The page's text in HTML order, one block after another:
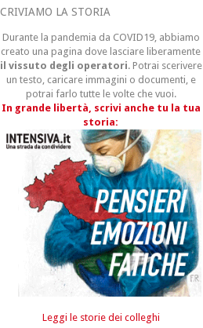
LA STORIA
Durante la pandemia da COVID19, abbiamo
creato una pagina dove lasciare liberamente
il vissuto degli operatori. Potrai scerivere
un testo, caricare immagini o documenti, e
potrai farlo tutte le volte che vuoi.
In grande libertà, scrivi anche tu la tua
storia:
Leggi le storie dei colleghi